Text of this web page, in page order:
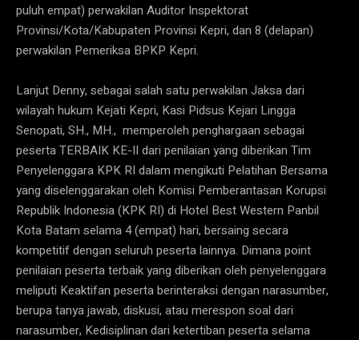
puluh empat) perwakilan Auditor Inspektorat
Provinsi/Kota/Kabupaten Provinsi Kepri, dan 8 (delapan)
perwakilan Pemeriksa BPKP Kepri.
Lanjut Denny, sebagai salah satu perwakilan Jaksa dari
wilayah hukum Kejati Kepri, Kasi Pidsus Kejari Lingga
Senopati, SH., MH., memperoleh penghargaan sebagai
peserta TERBAIK KE-II dari penilaian yang diberikan Tim
Penyelenggara KPK RI dalam mengikuti Pelatihan Bersama
yang diselenggarakan oleh Komisi Pemberantasan Korupsi
Republik Indonesia (KPK RI) di Hotel Best Western Panbil
Kota Batam selama 4 (empat) hari, bersaing secara
kompetitif dengan seluruh peserta lainnya. Dimana point
penilaian peserta terbaik yang diberikan oleh penyelenggara
meliputi Keaktifan peserta berinteraksi dengan narasumber,
berupa tanya jawab, diskusi, atau merespon soal dari
narasumber, Kedisiplinan dari ketertiban peserta selama